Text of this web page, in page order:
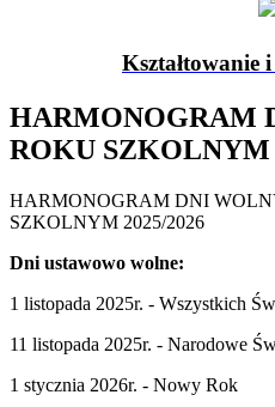
Kształtowanie
HARMONOGRAM
ROKU SZKOLNYM
HARMONOGRAM DNI
SZKOLNYM 2025/2026
Dni ustawowo wolne:
1 listopada 2025r. - Wszystkich
11 listopada 2025r. - Narodowe
1 stycznia 2026r. - Nowy Rok